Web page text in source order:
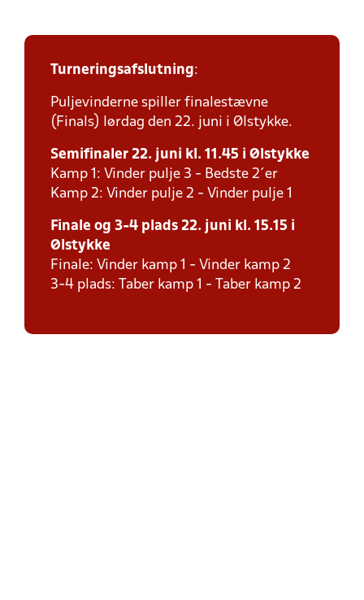
Turneringsafslutning:
Puljevinderne spiller finalestævne
(Finals) lørdag den 22. juni i Ølstykke.
Semifinaler 22. juni kl. 11.45 i Ølstykke
Kamp 1: Vinder pulje 3 - Bedste 2´er
Kamp 2: Vinder pulje 2 - Vinder pulje 1
Finale og 3-4 plads 22. juni kl. 15.15 i
Ølstykke
Finale: Vinder kamp 1 - Vinder kamp 2
3-4 plads: Taber kamp 1 - Taber kamp 2